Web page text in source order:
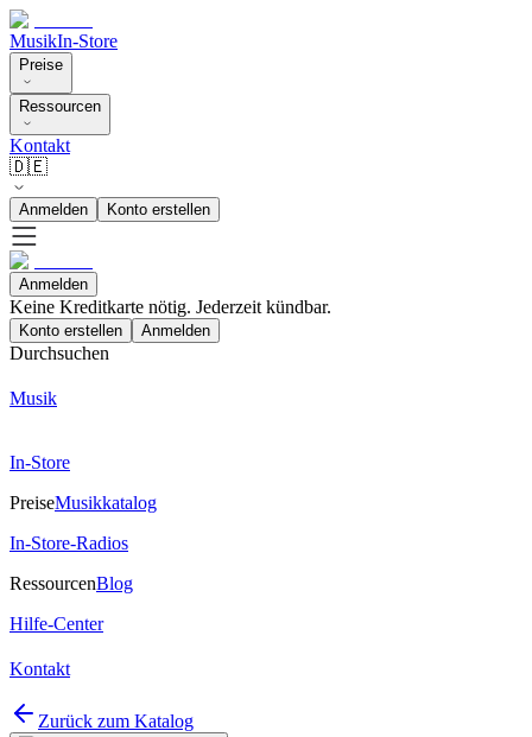
MusikIn-Store
Preise
Ressourcen
Kontakt
🇩🇪
Anmelden Konto erstellen
Anmelden
Keine Kreditkarte nötig. Jederzeit kündbar.
Konto erstellen Anmelden
Durchsuchen
Musik
In-Store
PreiseMusikkatalog
In-Store-Radios
RessourcenBlog
Hilfe-Center
Kontakt
Zurück zum Katalog